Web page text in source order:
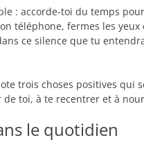
: accorde-toi du temps
téléphone, fermes les yeux
ce silence que tu
trois choses positives qui
toi, à te recentrer et à
le quotidien